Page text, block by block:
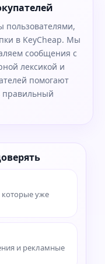
пользователями,
в KeyCheap. Мы
сообщения с
лексикой и
помогают
правильный
уже
и рекламные